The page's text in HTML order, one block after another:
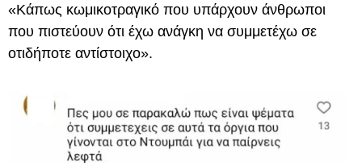
«Κάπως κωμικοτραγικό που υπάρχουν άνθρωποι
που πιστεύουν ότι έχω ανάγκη να συμμετέχω σε
οτιδήποτε αντίστοιχο».